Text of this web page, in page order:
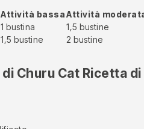
Attività bassa Attività
1 bustina
1,5 bustine
1,5 bustine 2 bustine
Churu Cat Ricetta